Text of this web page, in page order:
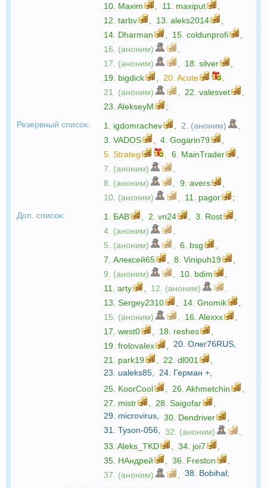
10. Maxim 11. maxiput
12. tarbv 13. aleks2014
14. Dharman 15. coldunprofi
16. (аноним)
17. (аноним)
18. silver
19. bigdick 20. Acute
21. (аноним)
22. valesvet
23. AlekseyM
;
Резервный список:
1. igdomrachev 2. (аноним)
3. VADOS 4. Gogarin79
5. Strateg 6. MainTrader
7. (аноним)
8. (аноним)
9. avers
10. (аноним)
11. pagor
;
Доп. список:
1. БАВ 2. vn24 3. Rost
4. (аноним)
5. (аноним)
6. bsg
7. Алексей65 8. Vinipuh19
9. (аноним)
10. bdim
11. arty 12. (аноним)
13. Sergey2310 14. Gnomik
15. (аноним)
16. Alexxx
17. west0 18. reshes
19. frolovalex 20. Олег76RUS
21. park19 22. dl001
23. ualeks85 24. Герман +
25. KoorCool 26. Akhmetchin
27. mistr 28. Saigofar
29. microvirus 30. Dendriver
31. Tyson-056 32. (аноним)
33. Aleks_TKD 34. joi7
35. НАндрей 36. Freston
37. (аноним)
38. Bobihal;